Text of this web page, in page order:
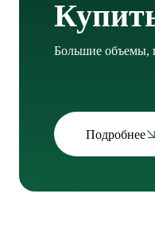
Большие объемы,
Подробнее